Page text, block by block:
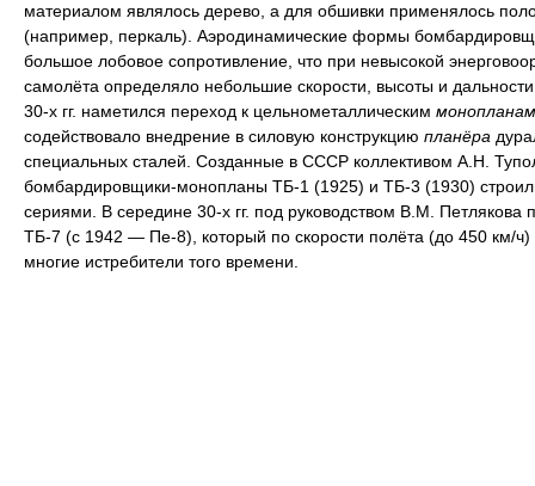
материалом являлось дерево, а для обшивки применялось
(например, перкаль). Аэродинамические формы
большое лобовое сопротивление, что при невысокой
самолёта определяло небольшие скорости, высоты и
30-х гг. наметился переход к цельнометаллическим
содействовало внедрение в силовую конструкцию планёра
специальных сталей. Созданные в СССР коллективом А.Н.
бомбардировщики-монопланы ТБ-1 (1925) и ТБ-3 (1930)
сериями. В середине 30-х гг. под руководством В.М. Петлякова
ТБ-7 (с 1942 — Пе-8), который по скорости полёта (до 450 км/ч)
многие истребители того времени.